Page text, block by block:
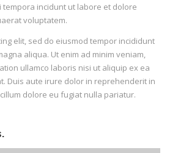
tempora incidunt ut labore et dolore
voluptatem.
elit, sed do eiusmod tempor incididunt
aliqua. Ut enim ad minim veniam,
ullamco laboris nisi ut aliquip ex ea
Duis aute irure dolor in reprehenderit in
dolore eu fugiat nulla pariatur.